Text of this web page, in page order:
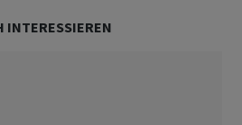
INTERESSIEREN